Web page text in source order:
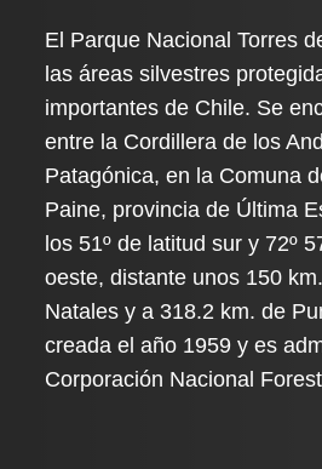
El Parque Nacional Torres
las áreas silvestres
importantes de Chile. Se
entre la Cordillera de los
Patagónica, en la Comuna
Paine, provincia de Última
los 51º de latitud sur y 72º
oeste, distante unos 150
Natales y a 318.2 km. de
creada el año 1959 y es
Corporación Nacional